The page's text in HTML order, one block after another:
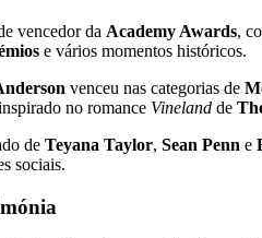
vencedor da Academy Awards,
e vários momentos históricos.
venceu nas categorias de
no romance Vineland de
de Teyana Taylor, Sean Penn e
sociais.